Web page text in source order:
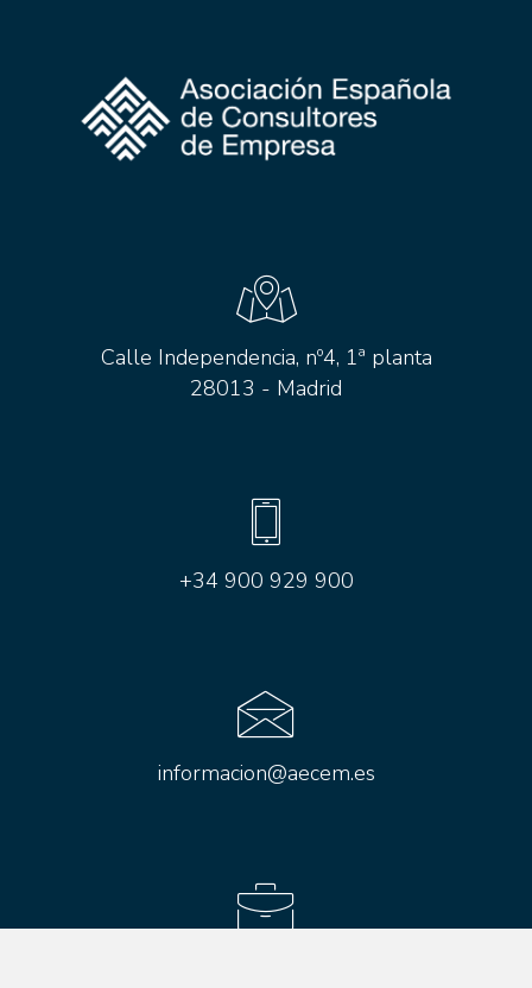
Calle Independencia, nº4, 1ª planta
28013 - Madrid
+34 900 929 900
informacion@aecem.es